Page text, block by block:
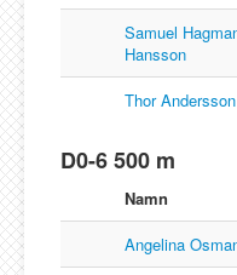
Samuel
Hansson
Thor Andersson
D0-6 500 m
Namn
Angelina